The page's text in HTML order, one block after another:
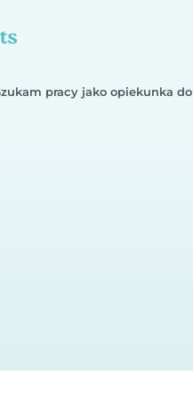
pracy jako opiekunka